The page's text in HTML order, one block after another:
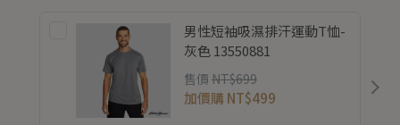
男性短袖吸濕排汗運動T恤-
灰色 13550881
售價 NT$699
加價購 NT$499